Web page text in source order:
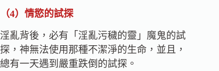
（4） 情慾的試探
淫亂背後，必有「淫亂污穢的靈」魔鬼的試
探，神無法使用那種不潔淨的生命，並且，
總有一天遇到嚴重跌倒的試探。